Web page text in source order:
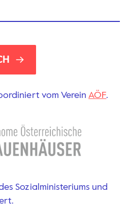
vom VereinAÖF.
Sozialministeriums und